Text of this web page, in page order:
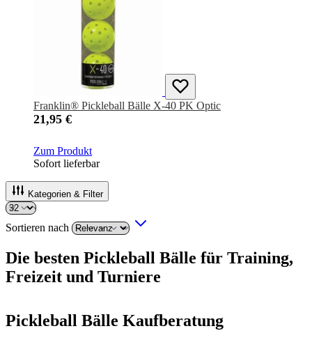
Franklin® Pickleball Bälle X-40 PK Optic
21,95 €
Zum Produkt
Sofort lieferbar
Kategorien & Filter
Sortieren nach
Die besten Pickleball Bälle für Training,
Freizeit und Turniere
Pickleball Bälle Kaufberatung